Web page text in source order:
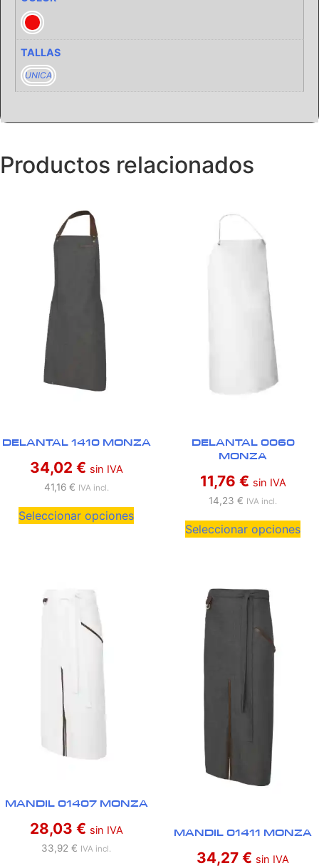
TALLAS
UNICA
Productos relacionados
DELANTAL 1410 MONZA
34,02 € sin IVA
41,16 € IVA incl.
Seleccionar opciones
DELANTAL 0060
MONZA
11,76 € sin IVA
14,23 € IVA incl.
Seleccionar opciones
MANDIL 01407 MONZA
28,03 € sin IVA
33,92 € IVA incl.
MANDIL 01411 MONZA
34,27 € sin IVA